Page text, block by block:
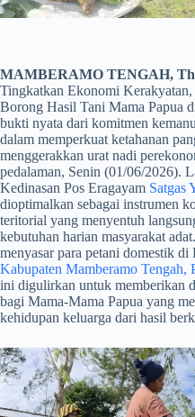
MAMBERAMO TENGAH,
Tingkatkan Ekonomi
Borong Hasil Tani Mama Papua
bukti nyata dari komitmen
dalam memperkuat ketahanan
menggerakkan urat nadi
pedalaman, Senin (01/06/2026).
Kedinasan Pos Eragayam Satgas
dioptimalkan sebagai instrumen
teritorial yang menyentuh
kebutuhan harian masyarakat
menyasar para petani domestik
Kabupaten Mamberamo Tengah,
ini digulirkan untuk memberikan
bagi Mama-Mama Papua yang
kehidupan keluarga dari hasil